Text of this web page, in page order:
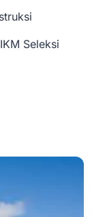
Seleksi